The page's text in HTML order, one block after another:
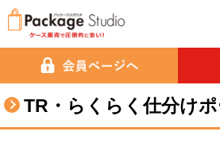
TR・らくらく仕分け